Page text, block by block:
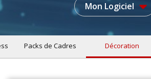
Mon Logiciel
Packs de Cadres Décoration